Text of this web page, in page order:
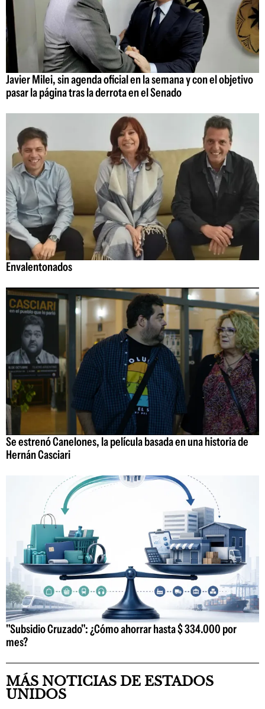
Javier Milei, sin agenda oficial en la semana y con el objetivo
pasar la página tras la derrota en el Senado
Envalentonados
Se estrenó Canelones, la película basada en una historia de
Hernán Casciari
"Subsidio Cruzado": ¿Cómo ahorrar hasta $ 334.000 por
mes?
MÁS NOTICIAS DE ESTADOS
UNIDOS